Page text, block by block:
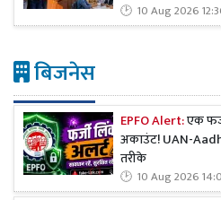
10 Aug 2026
बिजनेस
EPFO Alert:एक
अकाउंट! UAN-
तरीके
10 Aug 2026